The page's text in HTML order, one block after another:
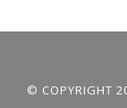
© COPYRIGHT